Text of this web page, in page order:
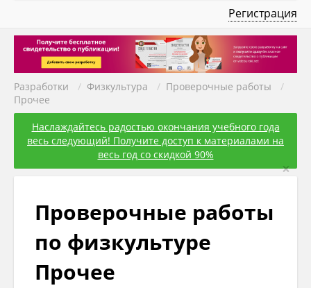
Регистрация
Разработки / Физкультура / Проверочные работы
/
Прочее
Наслаждайтесь радостью окончания учебного года
весь следующий! Получите доступ к материалами на
весь год со скидкой 90%
×
Проверочные работы
по физкультуре
Прочее